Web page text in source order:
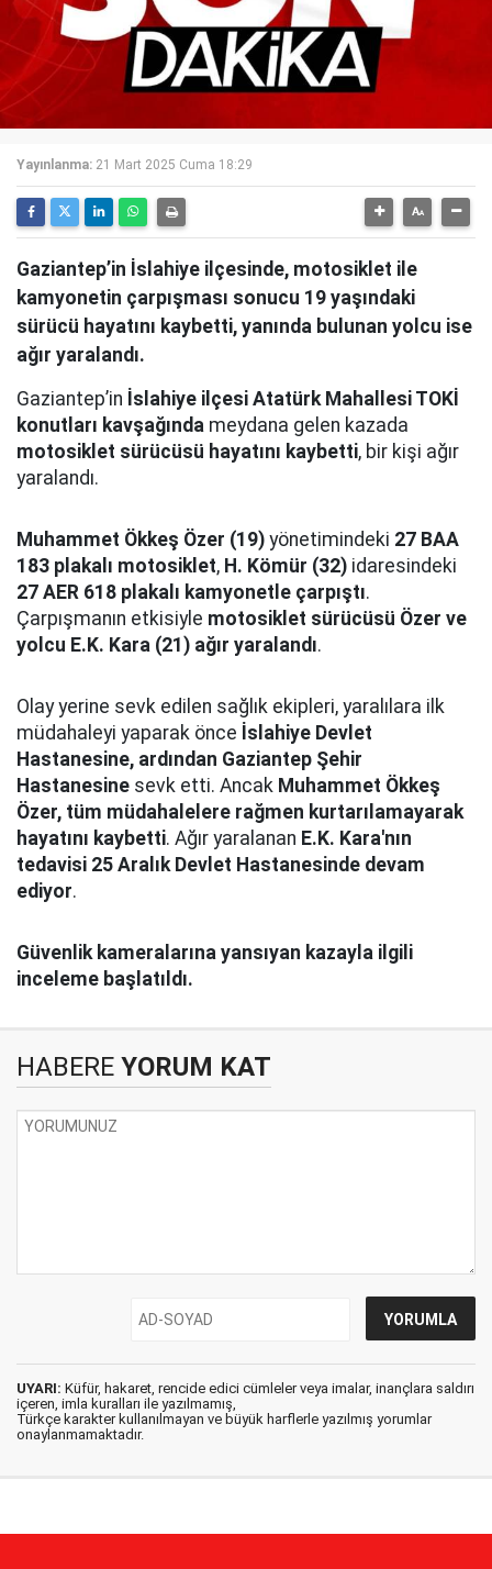
Yayınlanma: 21 Mart 2025 Cuma 18:29
Gaziantep’in İslahiye ilçesinde, motosiklet ile
kamyonetin çarpışması sonucu 19 yaşındaki
sürücü hayatını kaybetti, yanında bulunan yolcu ise
ağır yaralandı.
Gaziantep’in İslahiye ilçesi Atatürk Mahallesi TOKİ
konutları kavşağında meydana gelen kazada
motosiklet sürücüsü hayatını kaybetti, bir kişi ağır
yaralandı.
Muhammet Ökkeş Özer (19) yönetimindeki 27 BAA
183 plakalı motosiklet, H. Kömür (32) idaresindeki
27 AER 618 plakalı kamyonetle çarpıştı.
Çarpışmanın etkisiyle motosiklet sürücüsü Özer ve
yolcu E.K. Kara (21) ağır yaralandı.
Olay yerine sevk edilen sağlık ekipleri, yaralılara ilk
müdahaleyi yaparak önce İslahiye Devlet
Hastanesine, ardından Gaziantep Şehir
Hastanesine sevk etti. Ancak Muhammet Ökkeş
Özer, tüm müdahalelere rağmen kurtarılamayarak
hayatını kaybetti. Ağır yaralanan E.K. Kara'nın
tedavisi 25 Aralık Devlet Hastanesinde devam
ediyor.
Güvenlik kameralarına yansıyan kazayla ilgili
inceleme başlatıldı.
HABERE YORUM KAT
UYARI: Küfür, hakaret, rencide edici cümleler veya imalar, inançlara saldırı
içeren, imla kuralları ile yazılmamış,
Türkçe karakter kullanılmayan ve büyük harflerle yazılmış yorumlar
onaylanmamaktadır.